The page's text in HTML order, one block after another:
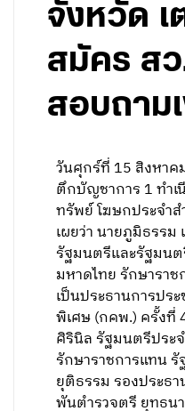
จังหวัด เ
สมัคร สว
สอบถาม
วันศุกร์ที่ 15 สิงหาค
ตึกบัญชาการ 1 ทำเ
ทรัพย์ โฆษกประจำ
เผยว่า นายภูมิธรรม
รัฐมนตรีและรัฐมนต
มหาดไทย รักษารา
เป็นประธานการป
พิเศษ (กคพ.) ครั้งที่
ศิรินิล รัฐมนตรีประ
รักษาราชการแทน
ยุติธรรม รองประธ
พันตำรวจตรี ยุทธน